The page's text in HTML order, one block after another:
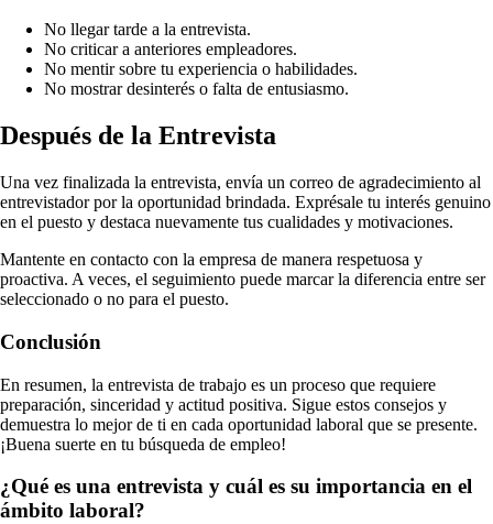
No llegar tarde a la entrevista.
No criticar a anteriores empleadores.
No mentir sobre tu experiencia o habilidades.
No mostrar desinterés o falta de entusiasmo.
Después de la Entrevista
Una vez finalizada la entrevista, envía un correo de agradecimiento al
entrevistador por la oportunidad brindada. Exprésale tu interés genuino
en el puesto y destaca nuevamente tus cualidades y motivaciones.
Mantente en contacto con la empresa de manera respetuosa y
proactiva. A veces, el seguimiento puede marcar la diferencia entre ser
seleccionado o no para el puesto.
Conclusión
En resumen, la entrevista de trabajo es un proceso que requiere
preparación, sinceridad y actitud positiva. Sigue estos consejos y
demuestra lo mejor de ti en cada oportunidad laboral que se presente.
¡Buena suerte en tu búsqueda de empleo!
¿Qué es una entrevista y cuál es su importancia en el
ámbito laboral?